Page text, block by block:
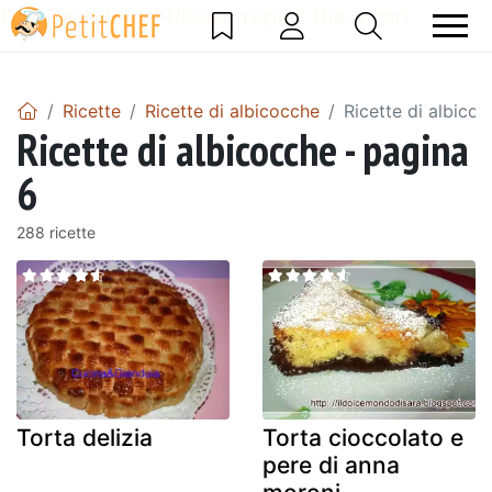
DataBase Error! Please report the error!
Ricette Ricette di albicocche Ricette di
Ricette di albicocche - pagina
6
288 ricette
Torta delizia
Torta cioccolato e
pere di anna